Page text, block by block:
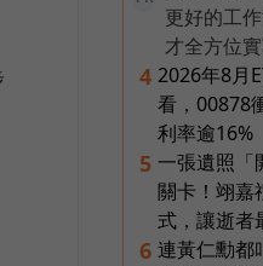
更好的工
才全方位實
4 2026年8月
看，00878
利率逾16%
5 一張遺照「
關卡！翊嘉
式，讓逝者
6 連黃仁勳都